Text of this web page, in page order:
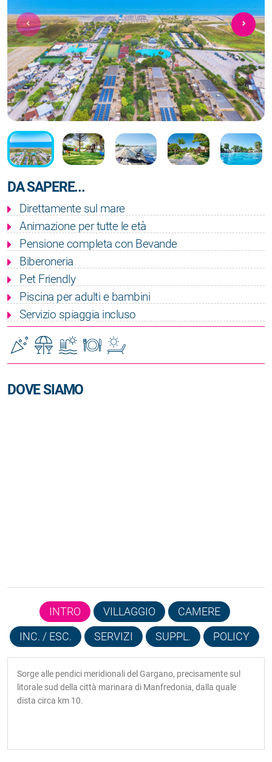
DA SAPERE...
Direttamente sul mare
Animazione per tutte le età
Pensione completa con Bevande
Biberoneria
Pet Friendly
Piscina per adulti e bambini
Servizio spiaggia incluso
DOVE SIAMO
INTRO VILLAGGIO
CAMERE
INC. / ESC.
SERVIZI SUPPL. POLICY
Sorge alle pendici meridionali del Gargano, precisamente sul
litorale sud della città marinara di Manfredonia, dalla quale
dista circa km 10.